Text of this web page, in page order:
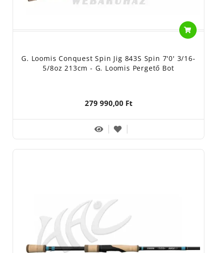
G. Loomis Conquest Spin Jig 843S Spin 7'0' 3/16-
5/8oz 213cm - G. Loomis Pergető Bot
279 990,00 Ft